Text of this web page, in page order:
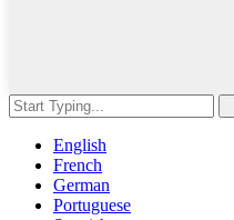
English
French
German
Portuguese